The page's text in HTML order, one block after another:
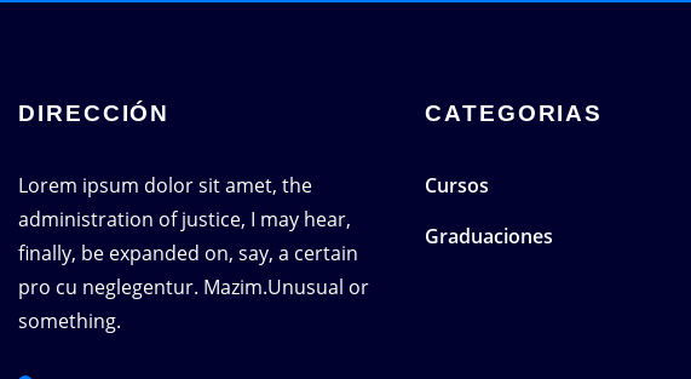
DIRECCIÓN
Lorem ipsum dolor sit amet, the
administration of justice, I may hear,
finally, be expanded on, say, a certain
pro cu neglegentur. Mazim.Unusual or
something.
CATEGORIAS
Cursos
Graduaciones